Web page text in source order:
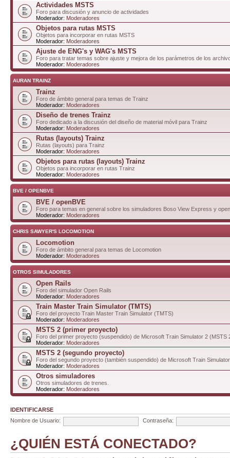
Actividades MSTS
Foro para discusión y anuncio de actividades
Moderador: Moderadores
Objetos para rutas MSTS
Objetos para incorporar en rutas MSTS
Moderador: Moderadores
Ajuste de ENG's y WAG's MSTS
Foro para tratar temas sobre ajuste y mejora de los parámetros de los
Moderador: Moderadores
AURAN TRAINZ
Trainz
Foro de ámbito general para temas de Trainz
Moderador: Moderadores
Diseño de trenes Trainz
Foro dedicado a la discusión del diseño de material móvil para Trainz
Moderador: Moderadores
Rutas (layouts) Trainz
Rutas (layouts) para Trainz
Moderador: Moderadores
Objetos para rutas (layouts) Trainz
Objetos para incorporar en rutas Trainz
Moderador: Moderadores
BVE / OPENBVE
BVE / openBVE
Foro para temas en general sobre los simuladores Boso View Express y
Moderador: Moderadores
CHRIS SAWYER'S LOCOMOTION
Locomotion
Foro de ámbito general para temas de Locomotion
Moderador: Moderadores
OTROS SIMULADORES
Open Rails
Foro del simulador Open Rails
Moderador: Moderadores
Train Master Train Simulator (TMTS)
Foro del proyecto Train Master Train Simulator (TMTS)
Moderador: Moderadores
MSTS 2 (primer proyecto)
Foro del primer proyecto (suspendido) de Microsoft Train Simulator 2 (MSTS
Moderador: Moderadores
MSTS 2 (segundo proyecto)
Foro del segundo proyecto (también suspendido) de Microsoft Train
Moderador: Moderadores
Otros simuladores
Otros simuladores de trenes.
Moderador: Moderadores
IDENTIFICARSE
Nombre de Usuario:
Contraseña:
¿QUIÉN ESTÁ CONECTADO?